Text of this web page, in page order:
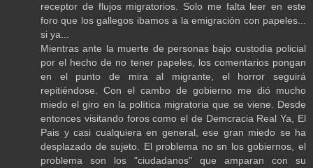
receptor de flujos migratorios. Solo me falta leer en este
foro que los gallegos ibamos a la emigración con papeles...
si ya...
Mientras ante la muerte de personas bajo custodia policial
por el hecho de no tener papeles, los comentarios pongan
en el punto de mira al migrante, el horror seguirá
repitiéndose. Con el cambo de gobierno me dió mucho
miedo el giro en la política migratoria que se viene. Desde
entonces visitando foros como el de Demcracia Real Ya, El
Pais y casi cualquiera en general, ese gran miedo se ha
desplazado de sujeto. El problema no sn los gobiernos, el
problema son los "ciudadanos" que amparan con su